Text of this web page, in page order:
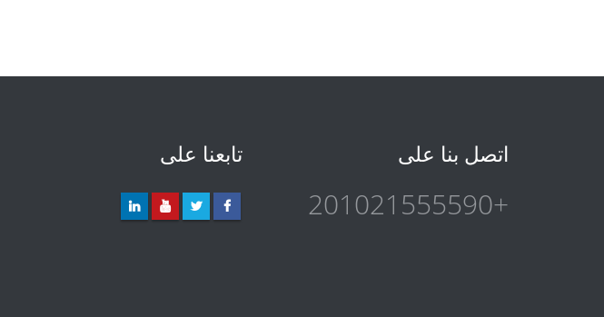
اتصل بنا على
+201021555590
تابعنا على